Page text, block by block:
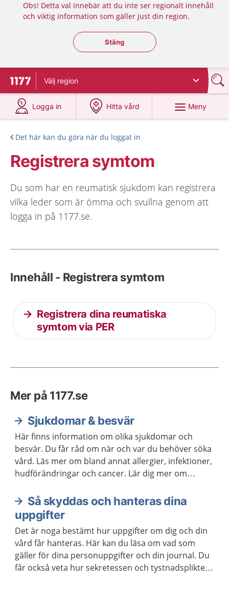
Obs! Detta val innebär att du inte ser regionalt innehåll
och viktig information som gäller just din region.
Stäng regionsväljaren
Stäng
Till startsidan för 1177
Välj region
Logga in
på 1177.se
Hitta vård
på 1177.se
Meny
Det här kan du göra när du loggat in
Registrera symtom
Du som har en reumatisk sjukdom kan registrera
vilka leder som är ömma och svullna genom att
logga in på 1177.se.
Innehåll - Registrera symtom
Registrera dina reumatiska
symtom via PER
Mer på 1177.se
Sjukdomar & besvär
Här finns information om olika sjukdomar och
besvär. Du får råd om när och var du behöver söka
vård. Läs mer om bland annat allergier, infektioner,
hudförändringar och cancer. Lär dig mer om
leva med diabetes.
Så skyddas och hanteras dina
uppgifter
Det är noga bestämt hur uppgifter om dig och din
vård får hanteras. Här kan du läsa om vad som
gäller för dina personuppgifter och din journal. Du
får också veta hur sekretessen och tystnadsplikten